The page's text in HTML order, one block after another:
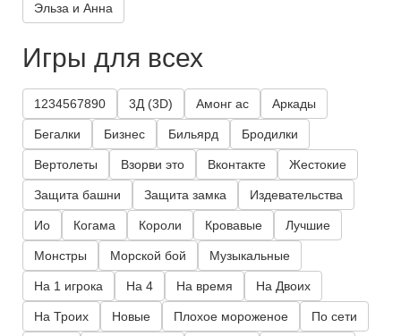
Эльза и Анна
Игры для всех
1234567890 3Д (3D) Амонг ас Аркады
Бегалки Бизнес Бильярд Бродилки
Вертолеты Взорви это Вконтакте Жестокие
Защита башни Защита замка Издевательства
Ио Когама Короли Кровавые Лучшие
Монстры Морской бой Музыкальные
На 1 игрока На 4 На время На Двоих
На Троих Новые Плохое мороженое По сети